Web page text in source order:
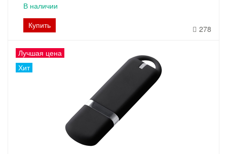
В наличии
Купить
278
Лучшая цена
Хит